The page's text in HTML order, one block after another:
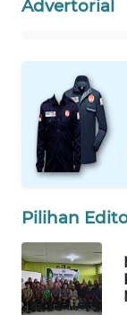
Advertorial
Pilihan
WAHANA
WAHANA
DESA
WISATA
LAPAK
WAHANA
Wahana
Network
KONSUMEN
LISTRIK